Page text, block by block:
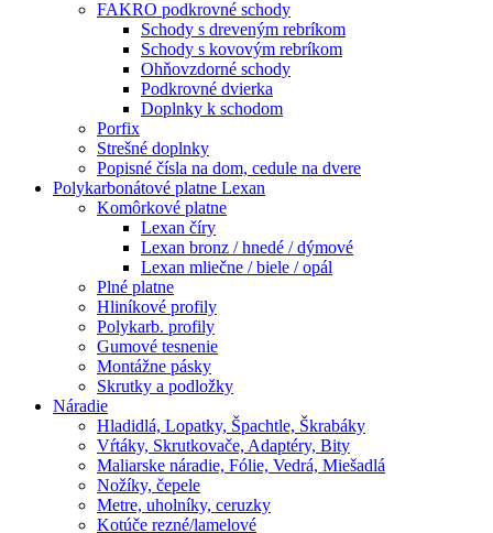
FAKRO podkrovné schody
Schody s dreveným rebríkom
Schody s kovovým rebríkom
Ohňovzdorné schody
Podkrovné dvierka
Doplnky k schodom
Porfix
Strešné doplnky
Popisné čísla na dom, cedule na dvere
Polykarbonátové platne Lexan
Komôrkové platne
Lexan číry
Lexan bronz / hnedé / dýmové
Lexan mliečne / biele / opál
Plné platne
Hliníkové profily
Polykarb. profily
Gumové tesnenie
Montážne pásky
Skrutky a podložky
Náradie
Hladidlá, Lopatky, Špachtle, Škrabáky
Vŕtáky, Skrutkovače, Adaptéry, Bity
Maliarske náradie, Fólie, Vedrá, Miešadlá
Nožíky, čepele
Metre, uholníky, ceruzky
Kotúče rezné/lamelové